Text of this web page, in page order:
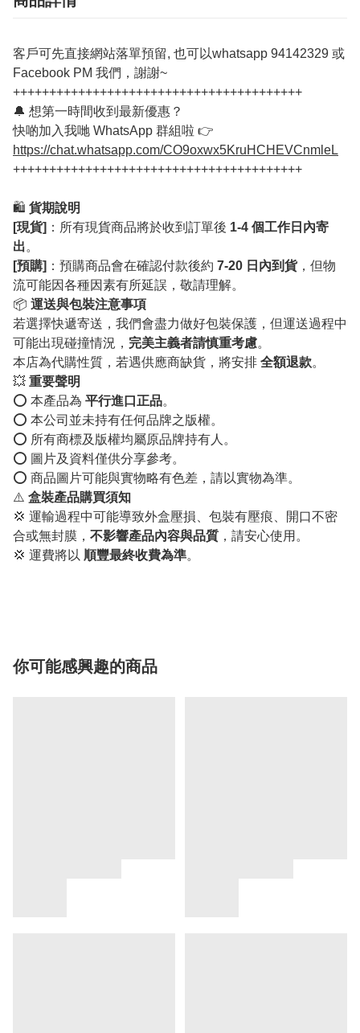
客戶可先直接網站落單預留, 也可以whatsapp 94142329 或
Facebook PM 我們，謝謝~
++++++++++++++++++++++++++++++++++++++++
🔔 想第一時間收到最新優惠？
快啲加入我哋 WhatsApp 群組啦 👉
https://chat.whatsapp.com/CO9oxwx5KruHCHEVCnmleL
++++++++++++++++++++++++++++++++++++++++
🛍️ 貨期說明
[現貨] ：所有現貨商品將於收到訂單後 1-4 個工作日內寄
出。
[預購] ：預購商品會在確認付款後約 7-20 日內到貨，但物
流可能因各種因素有所延誤，敬請理解。
📦 運送與包裝注意事項
若選擇快遞寄送，我們會盡力做好包裝保護，但運送過程中
可能出現碰撞情況， 完美主義者請慎重考慮。
本店為代購性質，若遇供應商缺貨，將安排 全額退款。
💥 重要聲明
⭕️ 本產品為 平行進口正品。
⭕️ 本公司並未持有任何品牌之版權。
⭕️ 所有商標及版權均屬原品牌持有人。
⭕️ 圖片及資料僅供分享參考。
⭕️ 商品圖片可能與實物略有色差，請以實物為準。
⚠️ 盒裝產品購買須知
💢 運輸過程中可能導致外盒壓損、包裝有壓痕、開口不密
合或無封膜， 不影響產品內容與品質 ，請安心使用。
💢 運費將以 順豐最終收費為準。
你可能感興趣的商品